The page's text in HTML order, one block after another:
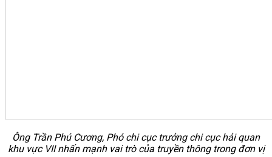
Ông Trần Phú Cương, Phó chi cục trưởng chi cục hải quan
khu vực VII nhấn mạnh vai trò của truyền thông trong đơn vị